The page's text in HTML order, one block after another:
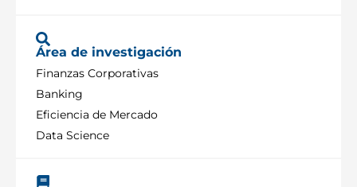
Área de investigación
Finanzas Corporativas
Banking
Eficiencia de Mercado
Data Science